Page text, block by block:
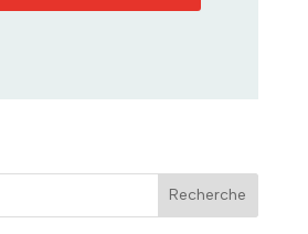
Recherche